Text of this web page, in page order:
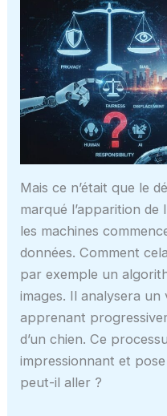
Mais ce n’était que le
marqué l’apparition de
les machines
données. Comment
par exemple un
images. Il analysera un
apprenant
d’un chien. Ce
impressionnant et
peut-il aller ?